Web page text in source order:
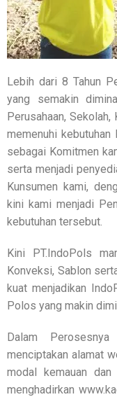
Lebih dari 8 Tahun
yang semakin
Perusahaan,
memenuhi
sebagai Komitmen
serta menjadi
Kunsumen kami,
kini kami menjadi
kebutuhan tersebut.
Kini PT.IndoPols
Konveksi, Sablon
kuat menjadikan
Polos yang makin
Dalam
menciptakan alamat
modal kemauan
menghadirkan